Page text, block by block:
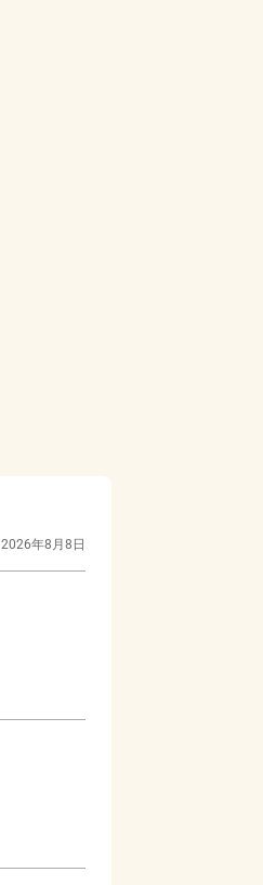
2026年8月8日